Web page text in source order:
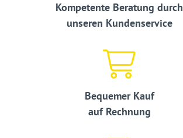
Kompetente Beratung durch
unseren Kundenservice
Bequemer Kauf
auf Rechnung